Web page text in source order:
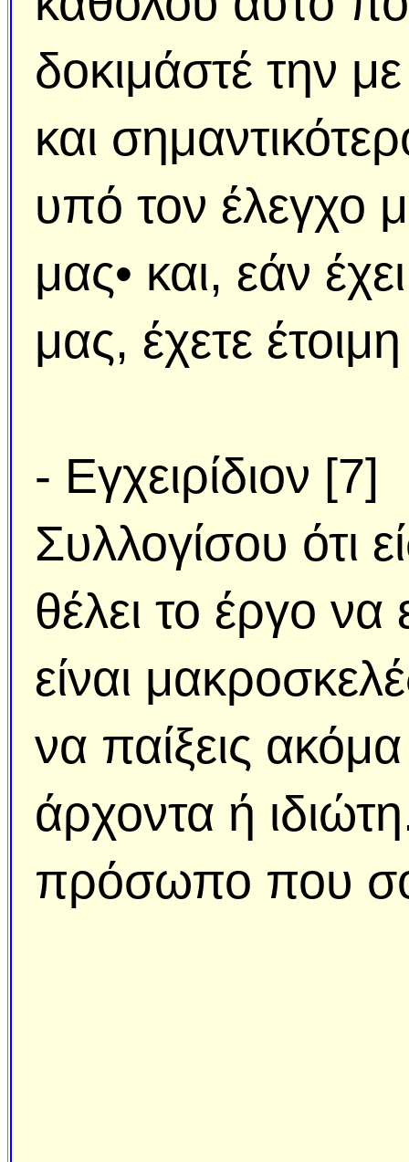
δοκιμάστέ την
και
υπό τον έλεγχο
μας• και, εάν
μας, έχετε
- Εγχειρίδιον [7]
Συλλογίσου ότι
θέλει το έργο να
είναι
να παίξεις
άρχοντα ή
πρόσωπο που